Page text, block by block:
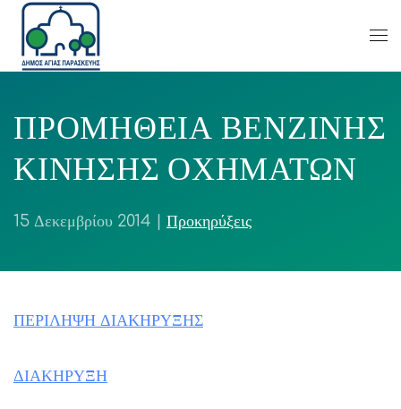
ΠΡΟΜΗΘΕΙΑ ΒΕΝΖΙΝΗΣ
ΚΙΝΗΣΗΣ ΟΧΗΜΑΤΩΝ
15 Δεκεμβρίου 2014 Προκηρύξεις
ΠΕΡΙΛΗΨΗ ΔΙΑΚΗΡΥΞΗΣ
ΔΙΑΚΗΡΥΞΗ